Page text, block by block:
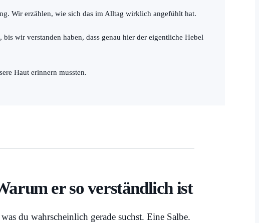
Wir erzählen, wie sich das im Alltag wirklich angefühlt hat.
wir verstanden haben, dass genau hier der eigentliche Hebel
Haut erinnern mussten.
er so verständlich ist
du wahrscheinlich gerade suchst. Eine Salbe.